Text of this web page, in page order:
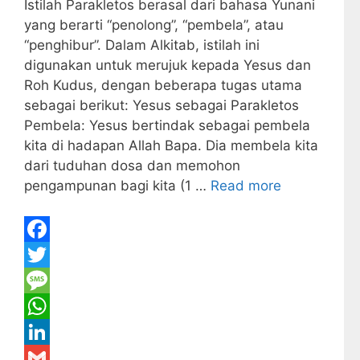
Istilah Parakletos berasal dari bahasa Yunani
yang berarti “penolong”, “pembela”, atau
“penghibur”. Dalam Alkitab, istilah ini
digunakan untuk merujuk kepada Yesus dan
Roh Kudus, dengan beberapa tugas utama
sebagai berikut: Yesus sebagai Parakletos
Pembela: Yesus bertindak sebagai pembela
kita di hadapan Allah Bapa. Dia membela kita
dari tuduhan dosa dan memohon
pengampunan bagi kita (1 … Read more
F
a
c
e
T
w
M
eW